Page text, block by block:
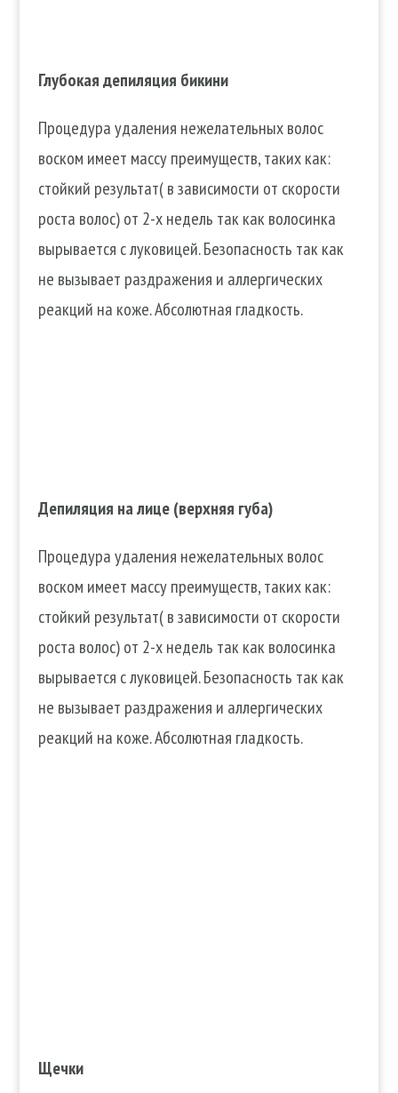
Глубокая депиляция бикини
Процедура удаления нежелательных волос
воском имеет массу преимуществ, таких как:
стойкий результат( в зависимости от скорости
роста волос) от 2-х недель так как волосинка
вырывается с луковицей. Безопасность так как
не вызывает раздражения и аллергических
реакций на коже. Абсолютная гладкость.
Депиляция на лице (верхняя губа)
Процедура удаления нежелательных волос
воском имеет массу преимуществ, таких как:
стойкий результат( в зависимости от скорости
роста волос) от 2-х недель так как волосинка
вырывается с луковицей. Безопасность так как
не вызывает раздражения и аллергических
реакций на коже. Абсолютная гладкость.
Щечки